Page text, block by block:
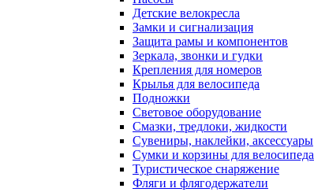
Детские велокресла
Замки и сигнализация
Защита рамы и компонентов
Зеркала, звонки и гудки
Крепления для номеров
Крылья для велосипеда
Подножки
Световое оборудование
Смазки, тредлоки, жидкости
Сувениры, наклейки, аксессуары
Сумки и корзины для велосипеда
Туристическое снаряжение
Фляги и флягодержатели